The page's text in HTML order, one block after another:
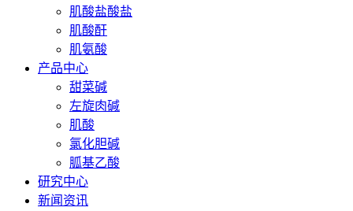
肌酸盐酸盐
肌酸酐
肌氨酸
产品中心
甜菜碱
左旋肉碱
肌酸
氯化胆碱
胍基乙酸
研究中心
新闻资讯